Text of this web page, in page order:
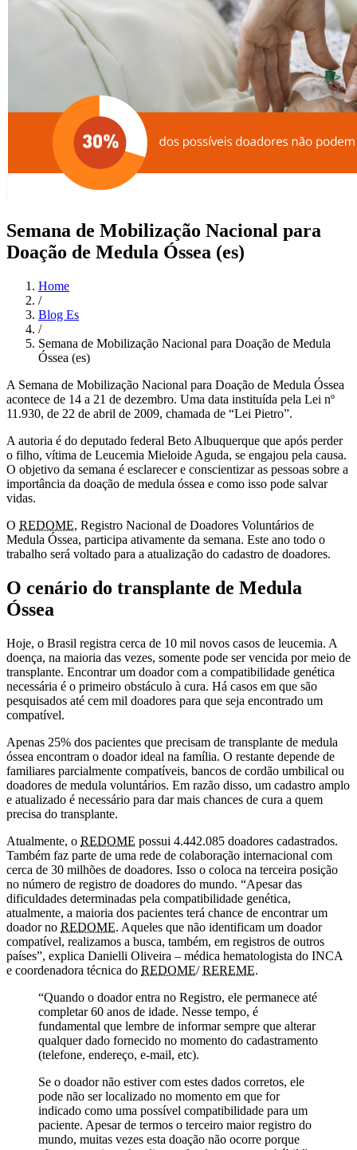
Semana de Mobilização Nacional para
Doação de Medula Óssea (es)
Home
/
Blog Es
/
Semana de Mobilização Nacional para Doação de Medula
Óssea (es)
A Semana de Mobilização Nacional para Doação de Medula Óssea
acontece de 14 a 21 de dezembro. Uma data instituída pela Lei nº
11.930, de 22 de abril de 2009, chamada de “Lei Pietro”.
A autoria é do deputado federal Beto Albuquerque que após perder
o filho, vítima de Leucemia Mieloide Aguda, se engajou pela causa.
O objetivo da semana é esclarecer e conscientizar as pessoas sobre a
importância da doação de medula óssea e como isso pode salvar
vidas.
O REDOME, Registro Nacional de Doadores Voluntários de
Medula Óssea, participa ativamente da semana. Este ano todo o
trabalho será voltado para a atualização do cadastro de doadores.
O cenário do transplante de Medula
Óssea
Hoje, o Brasil registra cerca de 10 mil novos casos de leucemia. A
doença, na maioria das vezes, somente pode ser vencida por meio de
transplante. Encontrar um doador com a compatibilidade genética
necessária é o primeiro obstáculo à cura. Há casos em que são
pesquisados até cem mil doadores para que seja encontrado um
compatível.
Apenas 25% dos pacientes que precisam de transplante de medula
óssea encontram o doador ideal na família. O restante depende de
familiares parcialmente compatíveis, bancos de cordão umbilical ou
doadores de medula voluntários. Em razão disso, um cadastro amplo
e atualizado é necessário para dar mais chances de cura a quem
precisa do transplante.
Atualmente, o REDOME possui 4.442.085 doadores cadastrados.
Também faz parte de uma rede de colaboração internacional com
cerca de 30 milhões de doadores. Isso o coloca na terceira posição
no número de registro de doadores do mundo. “Apesar das
dificuldades determinadas pela compatibilidade genética,
atualmente, a maioria dos pacientes terá chance de encontrar um
doador no REDOME. Aqueles que não identificam um doador
compatível, realizamos a busca, também, em registros de outros
países”, explica Danielli Oliveira – médica hematologista do INCA
e coordenadora técnica do REDOME/REREME.
“Quando o doador entra no Registro, ele permanece até
completar 60 anos de idade. Nesse tempo, é
fundamental que lembre de informar sempre que alterar
qualquer dado fornecido no momento do cadastramento
(telefone, endereço, e-mail, etc).
Se o doador não estiver com estes dados corretos, ele
pode não ser localizado no momento em que for
indicado como uma possível compatibilidade para um
paciente. Apesar de termos o terceiro maior registro do
mundo, muitas vezes esta doação não ocorre porque